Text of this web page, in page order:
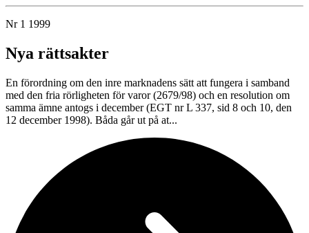
Nr 1 1999
Nya rättsakter
En förordning om den inre marknadens sätt att fungera i samband
med den fria rörligheten för varor (2679/98) och en resolution om
samma ämne antogs i december (EGT nr L 337, sid 8 och 10, den
12 december 1998). Båda går ut på at...